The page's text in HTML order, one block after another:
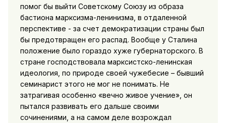
помог бы выйти Советскому Союзу из образа
бастиона марксизма-ленинизма, в отдаленной
перспективе - за счет демократизации страны был
бы предотвращен его распад. Вообще у Сталина
положение было гораздо хуже губернаторского. В
стране господствовала марксистско-ленинская
идеология, по природе своей чужебесие – бывший
семинарист этого не мог не понимать. Не
затрагивая особенно «вечно живое учение», он
пытался развивать его дальше своими
сочинениями, а на самом деле возрождал